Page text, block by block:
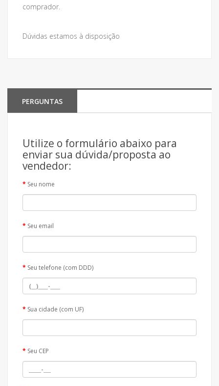
comprador.
Dúvidas estamos à disposição
PERGUNTAS
Utilize o formulário abaixo para
enviar sua dúvida/proposta ao
vendedor:
Seu nome
Seu email
Seu telefone (com DDD)
Sua cidade (com UF)
Seu CEP